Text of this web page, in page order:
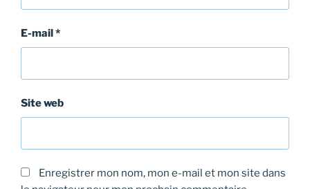
E-mail *
Site web
Enregistrer mon nom, mon e-mail et mon site dans